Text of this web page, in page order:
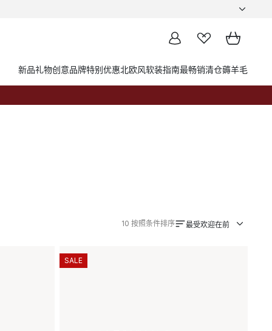
新品礼物创意品牌特别优惠北欧风软装指南最畅销清仓薅羊毛
10 按照条件排序 最受欢迎在前
SALE